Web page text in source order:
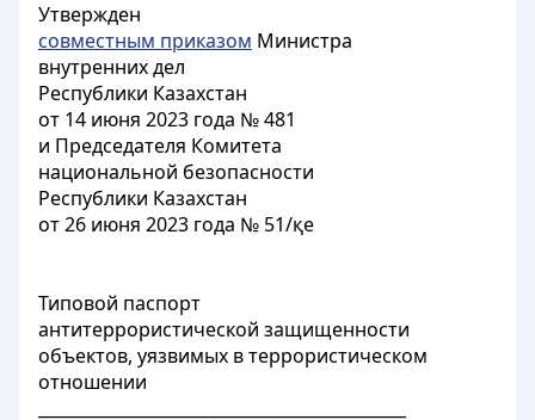
Утвержден
совместным приказом Министра
внутренних дел
Республики Казахстан
от 14 июня 2023 года № 481
и Председателя Комитета
национальной безопасности
Республики Казахстан
от 26 июня 2023 года № 51/қе
Типовой паспорт
антитеррористической защищенности
объектов, уязвимых в террористическом
отношении